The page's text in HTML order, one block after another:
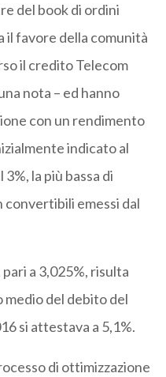
del book di ordini
il favore della comunità
il credito Telecom
nota – ed hanno
con un rendimento
indicato al
la più bassa di
convertibili emessi dal
a 3,025%, risulta
del debito del
si attestava a 5,1%.
di ottimizzazione